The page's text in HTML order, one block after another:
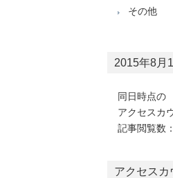
その他
2015年8月
同日時点の
アクセスカ
記事閲覧数
アクセスカ